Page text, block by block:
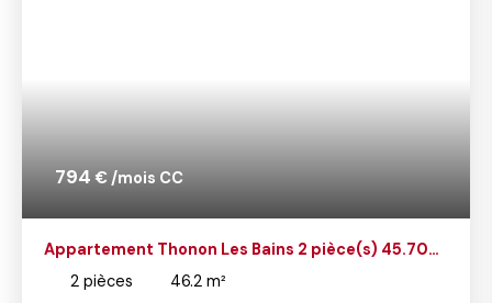
794€ /mois CC
Appartement Thonon Les Bains 2 pièce(s) 45.70
2 pièces 46.2 m²